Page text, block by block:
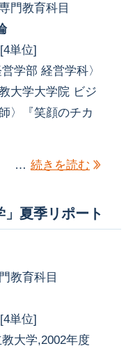
門教育科目
単位]
学部 経営学科〉
大学大学院 ビジ
〉『笑顔のチカ
… 続きを読む
」夏季リポート
教育科目
単位]
大学,2002年度